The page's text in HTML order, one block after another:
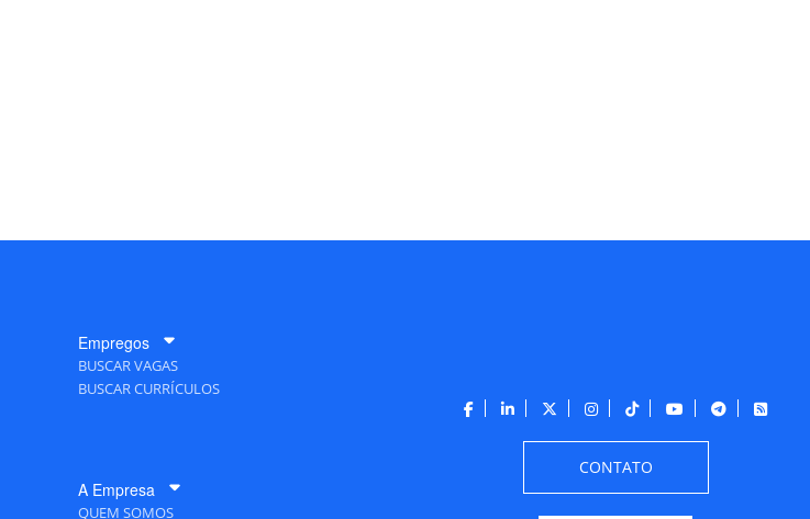
Empregos
BUSCAR VAGAS
BUSCAR CURRÍCULOS
A Empresa
QUEM SOMOS
CONTATO